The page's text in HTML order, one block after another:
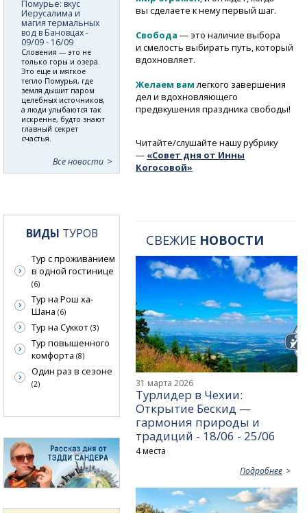
вы сделаете к нему первый шаг.
Свобода — это наличие выбора
и смелость выбирать путь, который
вдохновляет.
Желаем вамлегкого завершения
дел и вдохновляющего
предвкушения праздника свободы!
Читайте/слушайте нашу рубрику
— «Совет дня от Инны
Когосовой»
СВЕЖИЕ НОВОСТИ
31 марта 2026
Турлидер в Чехии:
Открытие Бескид —
гармония природы и
традиций - 18/06 - 25/06
4 места
Подробнее
Помурье: вкус
Иерусалима и
магия термальных
вод в Бановцах -
09/09 - 16/09
Словения — это не
только горы и озера.
Это еще и мягкое
тепло Помурья, где
земля дышит паром
целебных источников,
а люди улыбаются так
искренне, будто знают
главный секрет
счастья.
Все новости
ВИДЫ ТУРОВ
Тур с проживанием
в одной гостинице
(6)
Тур на Рош ха-
Шана (6)
Тур на Суккот (3)
Тур повышенного
комфорта (8)
Один раз в сезоне
(2)